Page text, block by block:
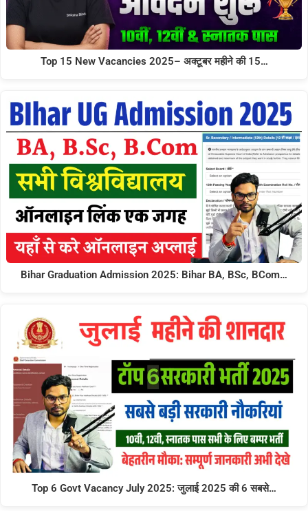
Top 15 New Vacancies 2025– अक्टूबर महीने की 15…
Bihar Graduation Admission 2025: Bihar BA, BSc, BCom…
Top 6 Govt Vacancy July 2025: जुलाई 2025 की 6 सबसे…